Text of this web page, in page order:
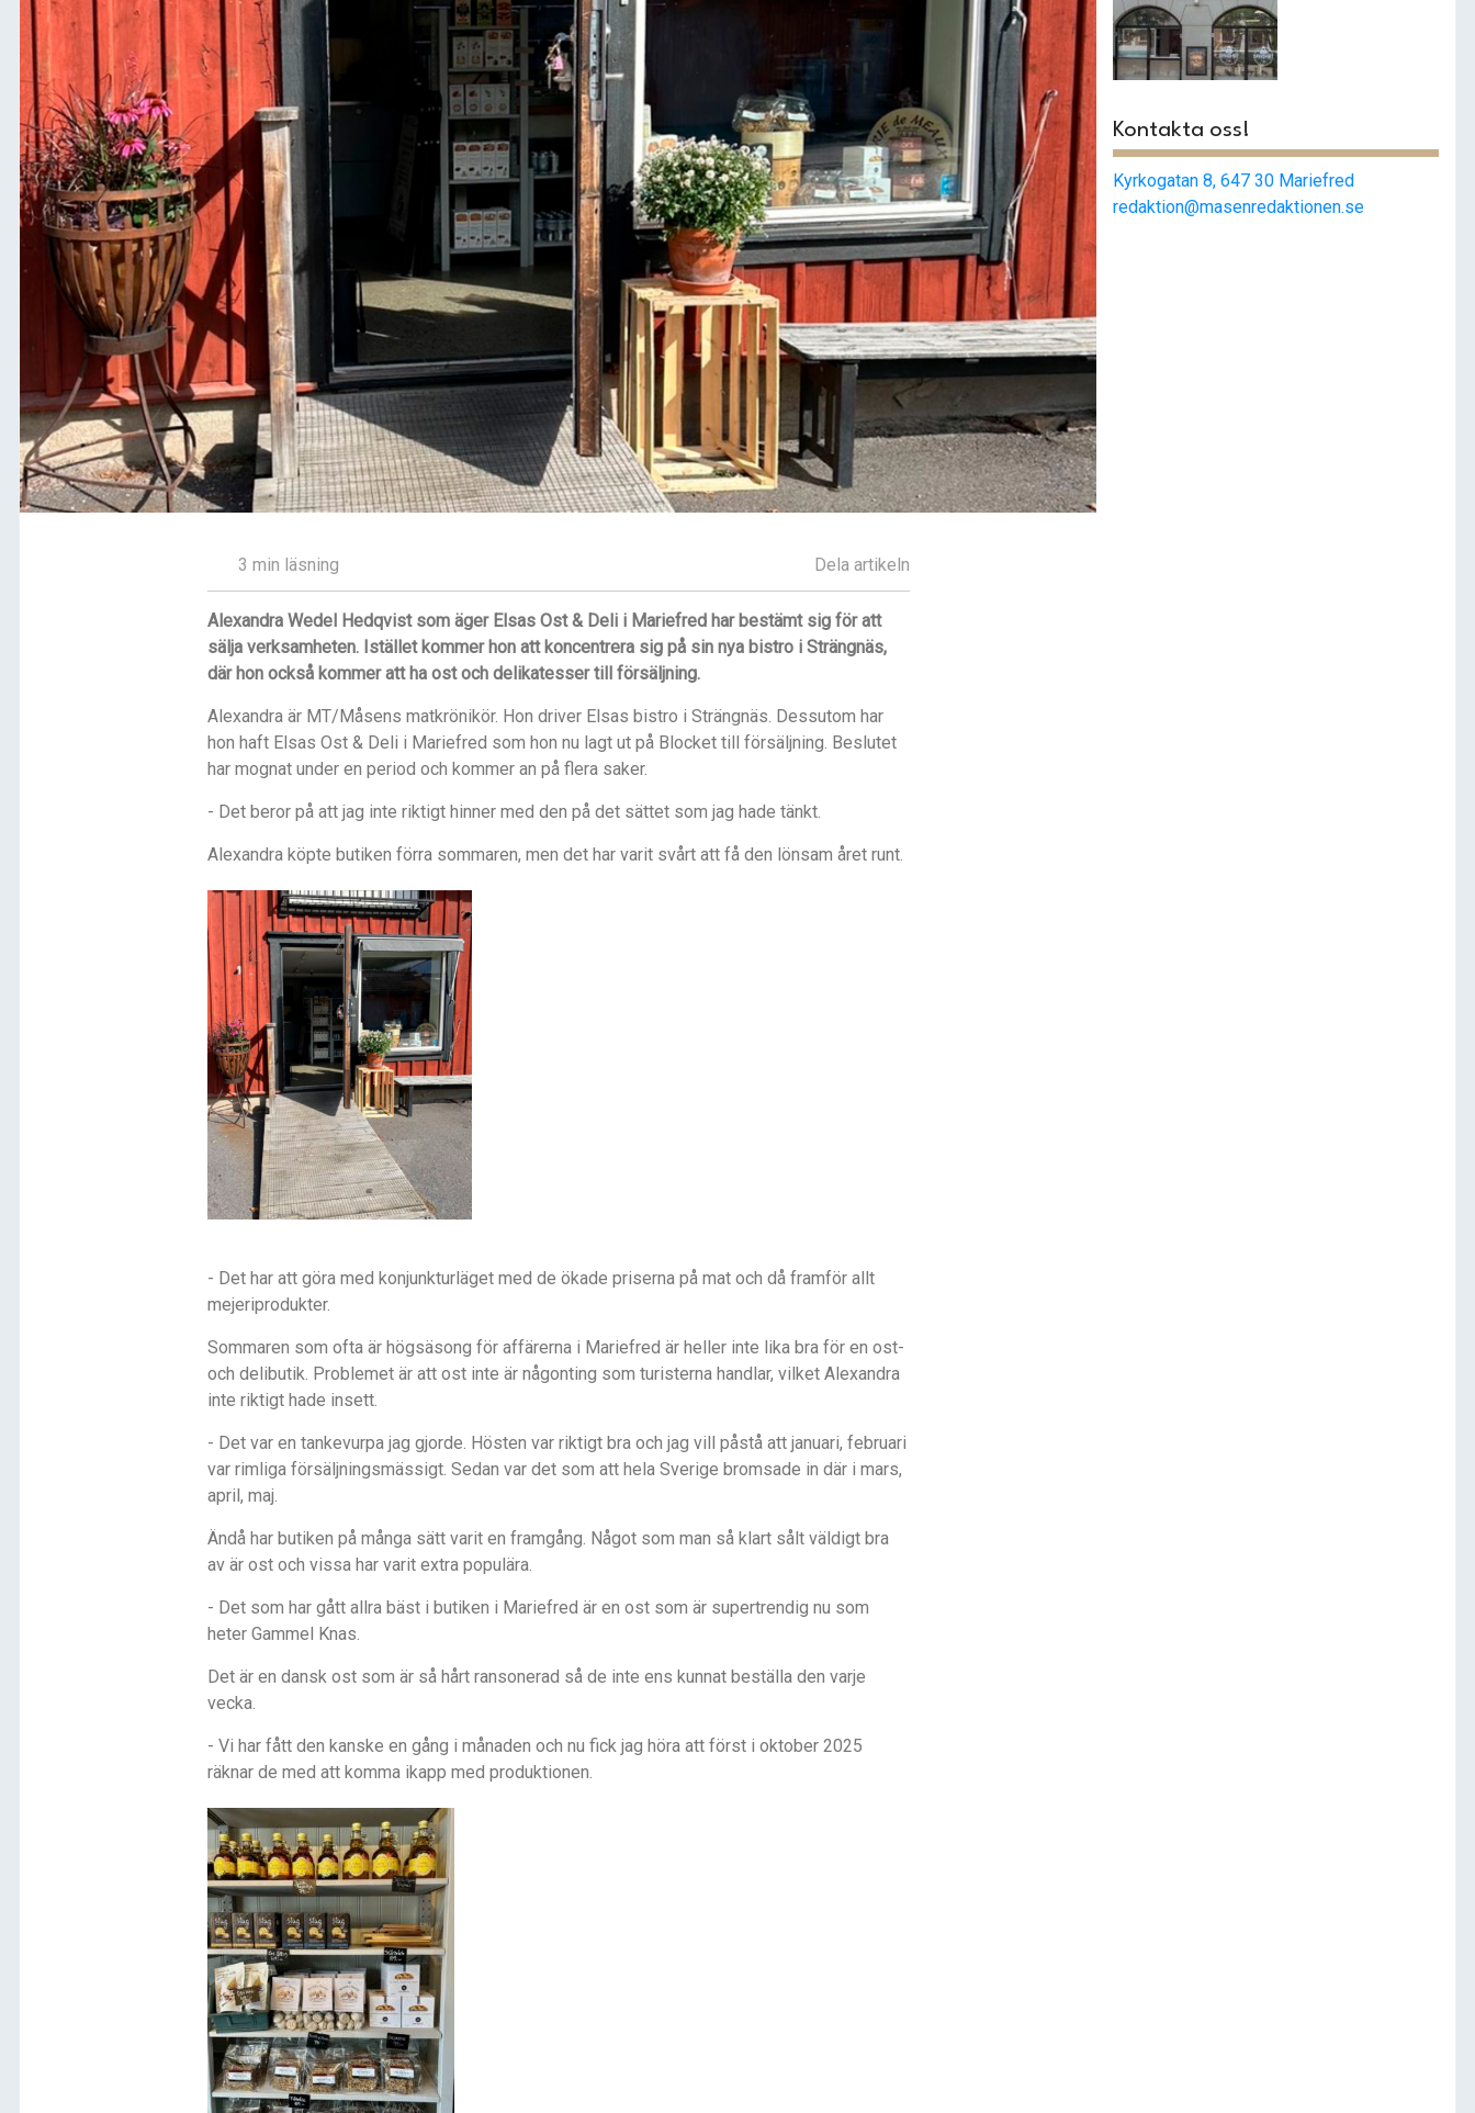
3 min läsning Dela artikeln
Alexandra Wedel Hedqvist som äger Elsas Ost & Deli i Mariefred har bestämt sig för att
sälja verksamheten. Istället kommer hon att koncentrera sig på sin nya bistro i Strängnäs,
där hon också kommer att ha ost och delikatesser till försäljning.
Alexandra är MT/Måsens matkrönikör. Hon driver Elsas bistro i Strängnäs. Dessutom har
hon haft Elsas Ost & Deli i Mariefred som hon nu lagt ut på Blocket till försäljning. Beslutet
har mognat under en period och kommer an på flera saker.
- Det beror på att jag inte riktigt hinner med den på det sättet som jag hade tänkt.
Alexandra köpte butiken förra sommaren, men det har varit svårt att få den lönsam året runt.
- Det har att göra med konjunkturläget med de ökade priserna på mat och då framför allt
mejeriprodukter.
Sommaren som ofta är högsäsong för affärerna i Mariefred är heller inte lika bra för en ost-
och delibutik. Problemet är att ost inte är någonting som turisterna handlar, vilket Alexandra
inte riktigt hade insett.
- Det var en tankevurpa jag gjorde. Hösten var riktigt bra och jag vill påstå att januari, februari
var rimliga försäljningsmässigt. Sedan var det som att hela Sverige bromsade in där i mars,
april, maj.
Ändå har butiken på många sätt varit en framgång. Något som man så klart sålt väldigt bra
av är ost och vissa har varit extra populära.
- Det som har gått allra bäst i butiken i Mariefred är en ost som är supertrendig nu som
heter Gammel Knas.
Det är en dansk ost som är så hårt ransonerad så de inte ens kunnat beställa den varje
vecka.
- Vi har fått den kanske en gång i månaden och nu fick jag höra att först i oktober 2025
räknar de med att komma ikapp med produktionen.
Kontakta oss!
Kyrkogatan 8, 647 30 Mariefred
redaktion@masenredaktionen.se